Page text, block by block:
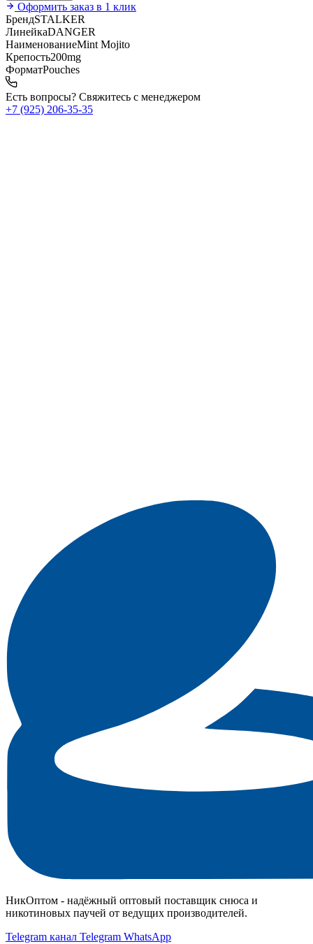
Оформить заказ в 1 клик
БрендSTALKER
ЛинейкаDANGER
НаименованиеMint Mojito
Крепость200mg
ФорматPouches
Есть вопросы? Свяжитесь с менеджером
+7 (925) 206‑35‑35
НикОптом - надёжный оптовый поставщик снюса и
никотиновых паучей от ведущих производителей.
Telegram канал Telegram WhatsApp